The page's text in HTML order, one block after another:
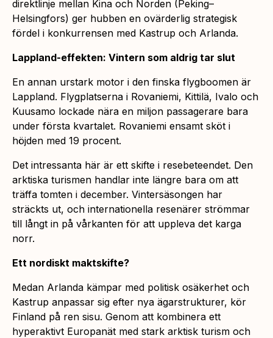
direktlinje mellan Kina och Norden (Peking–
Helsingfors) ger hubben en ovärderlig strategisk
fördel i konkurrensen med Kastrup och Arlanda.
Lappland-effekten: Vintern som aldrig tar slut
En annan urstark motor i den finska flygboomen är
Lappland. Flygplatserna i Rovaniemi, Kittilä, Ivalo och
Kuusamo lockade nära en miljon passagerare bara
under första kvartalet. Rovaniemi ensamt sköt i
höjden med 19 procent.
Det intressanta här är ett skifte i resebeteendet. Den
arktiska turismen handlar inte längre bara om att
träffa tomten i december. Vintersäsongen har
sträckts ut, och internationella resenärer strömmar
till långt in på vårkanten för att uppleva det karga
norr.
Ett nordiskt maktskifte?
Medan Arlanda kämpar med politisk osäkerhet och
Kastrup anpassar sig efter nya ägarstrukturer, kör
Finland på ren sisu. Genom att kombinera ett
hyperaktivt Europanät med stark arktisk turism och